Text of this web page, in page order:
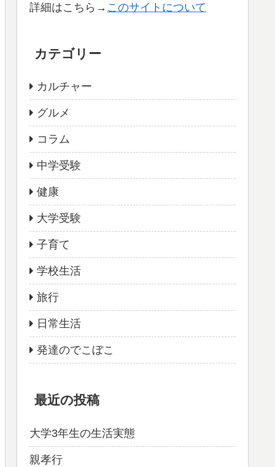
詳細はこちら→ このサイトについて
カテゴリー
カルチャー
グルメ
コラム
中学受験
健康
大学受験
子育て
学校生活
旅行
日常生活
発達のでこぼこ
最近の投稿
大学3年生の生活実態
親孝行